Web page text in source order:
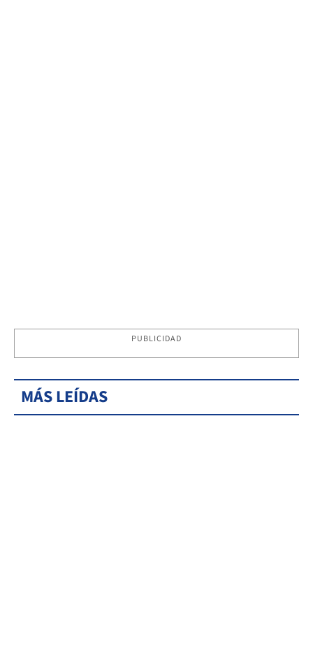
PUBLICIDAD
MÁS LEÍDAS